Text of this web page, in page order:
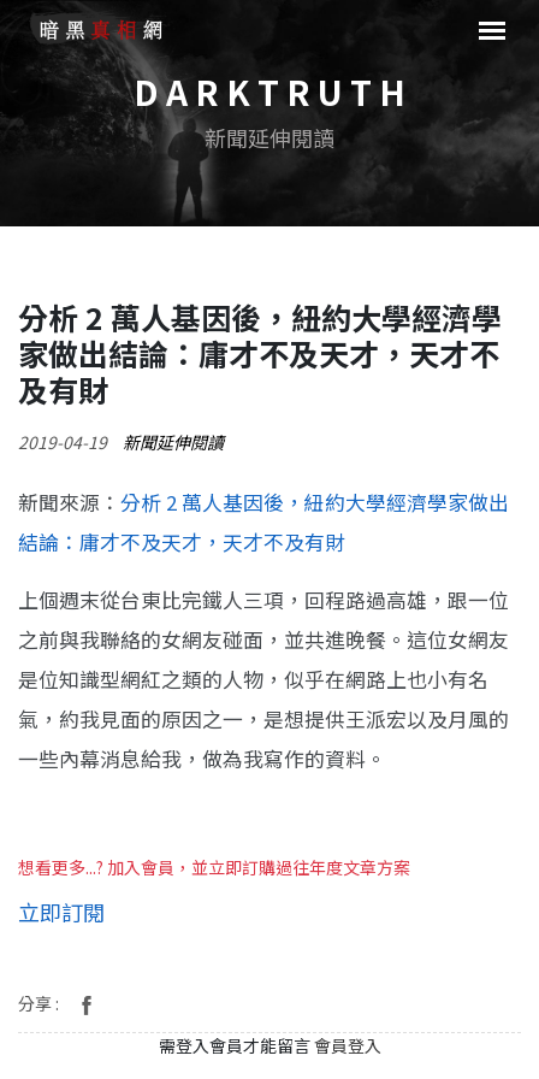
D A R K T R U T H
新聞延伸閱讀
分析 2 萬人基因後，紐約大學經濟學
家做出結論：庸才不及天才，天才不
及有財
2019-04-19 新聞延伸閱讀
新聞來源： 分析 2 萬人基因後，紐約大學經濟學家做出
結論：庸才不及天才，天才不及有財
上個週末從台東比完鐵人三項，回程路過高雄，跟一位
之前與我聯絡的女網友碰面，並共進晚餐。這位女網友
是位知識型網紅之類的人物，似乎在網路上也小有名
氣，約我見面的原因之一，是想提供王派宏以及月風的
一些內幕消息給我，做為我寫作的資料。
想看更多...? 加入會員，並立即訂購過往年度文章方案
立即訂閱
分享 :
需登入會員才能留言會員登入